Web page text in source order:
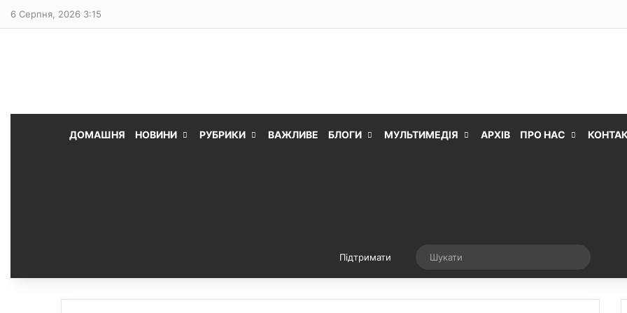
6 Серпня, 2026 3:15
ДОМАШНЯ НОВИНИ РУБРИКИ ВАЖЛИВЕ БЛОГИ МУЛЬТИМЕДІЯ АРХІВ ПРО НАС
Підтримати Випадкова стаття